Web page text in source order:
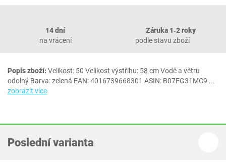
14 dní
na vrácení
Záruka 1‐2 roky
podle stavu zboží
Popis zboží:Velikost: 50 Velikost výstřihu: 58 cm Vodě a větru
odolný Barva: zelená EAN: 4016739668301 ASIN: B07FG31MC9 ...
zobrazit více
Poslední varianta